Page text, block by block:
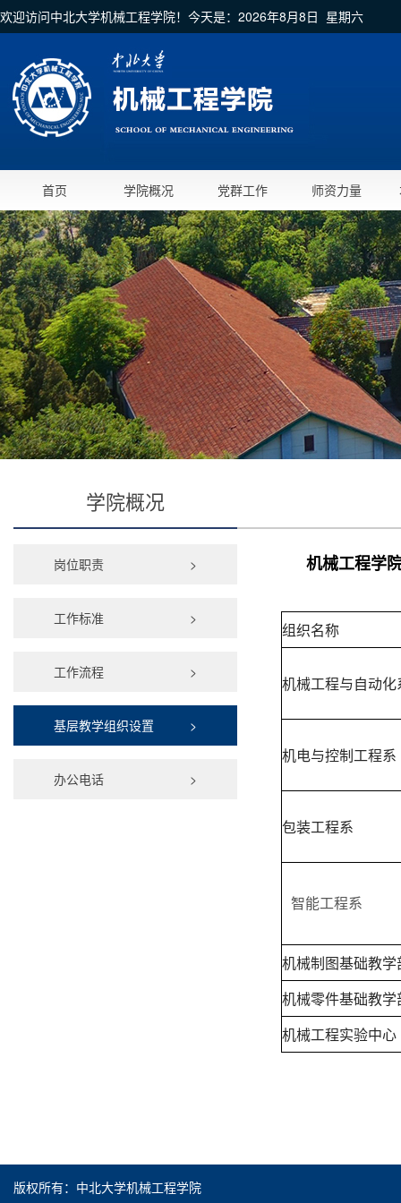
欢迎访问中北大学机械工程学院！今天是： 2026年8月8日 星期六
首页 学院概况 党群工作 师资力量
学院概况
岗位职责 >
工作标准 >
工作流程 >
基层教学组织设置 >
办公电话 >
机械工程学
组织名称
机械工程与自动化
机电与控制工程系
包装工程系
智能工程系
机械制图基础教学
机械零件基础教学
机械工程实验中心
版权所有：中北大学机械工程学院